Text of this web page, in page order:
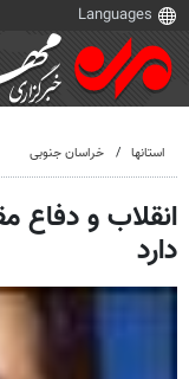
استانها خراسان جنوبی
انقلاب و
دارد